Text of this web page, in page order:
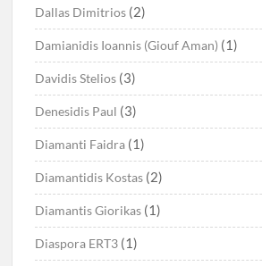
Dallas Dimitrios (2)
Damianidis Ioannis (Giouf Aman) (1)
Davidis Stelios (3)
Denesidis Paul (3)
Diamanti Faidra (1)
Diamantidis Kostas (2)
Diamantis Giorikas (1)
Diaspora ERT3 (1)